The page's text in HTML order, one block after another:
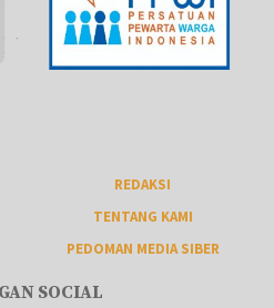
REDAKSI
TENTANG KAMI
PEDOMAN MEDIA SIBER
SOCIAL